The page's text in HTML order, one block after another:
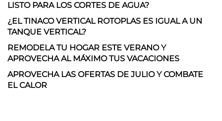
LISTO PARA LOS CORTES DE AGUA?
¿EL TINACO VERTICAL ROTOPLAS ES IGUAL A UN
TANQUE VERTICAL?
REMODELA TU HOGAR ESTE VERANO Y
APROVECHA AL MÁXIMO TUS VACACIONES
APROVECHA LAS OFERTAS DE JULIO Y COMBATE
EL CALOR